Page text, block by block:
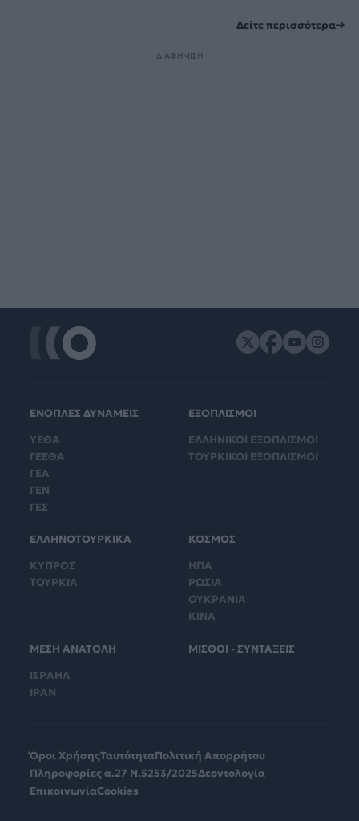
Δείτε περισσότερα
ΔΙΑΦΗΜΙΣΗ
ΕΝΟΠΛΕΣ ΔΥΝΑΜΕΙΣ
ΥΕΘΑ
ΓΕΕΘΑ
ΓΕΑ
ΓΕΝ
ΓΕΣ
ΕΞΟΠΛΙΣΜΟΙ
ΕΛΛΗΝΙΚΟΙ ΕΞΟΠΛΙΣΜΟΙ
ΤΟΥΡΚΙΚΟΙ ΕΞΟΠΛΙΣΜΟΙ
ΕΛΛΗΝΟΤΟΥΡΚΙΚΑ
ΚΥΠΡΟΣ
ΤΟΥΡΚΙΑ
ΚΟΣΜΟΣ
ΗΠΑ
ΡΩΣΙΑ
ΟΥΚΡΑΝΙΑ
ΚΙΝΑ
ΜΕΣΗ ΑΝΑΤΟΛΗ
ΙΣΡΑΗΛ
ΙΡΑΝ
ΜΙΣΘΟΙ - ΣΥΝΤΑΞΕΙΣ
Όροι ΧρήσηςΤαυτότηταΠολιτική Απορρήτου
Πληροφορίες α.27 Ν.5253/2025Δεοντολογία
ΕπικοινωνίαCookies